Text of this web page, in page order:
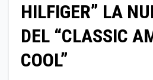
HILFIGER” LA
DEL “CLASSIC
COOL”